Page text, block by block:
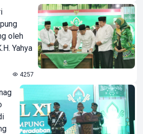
oleh
Yahya
4257